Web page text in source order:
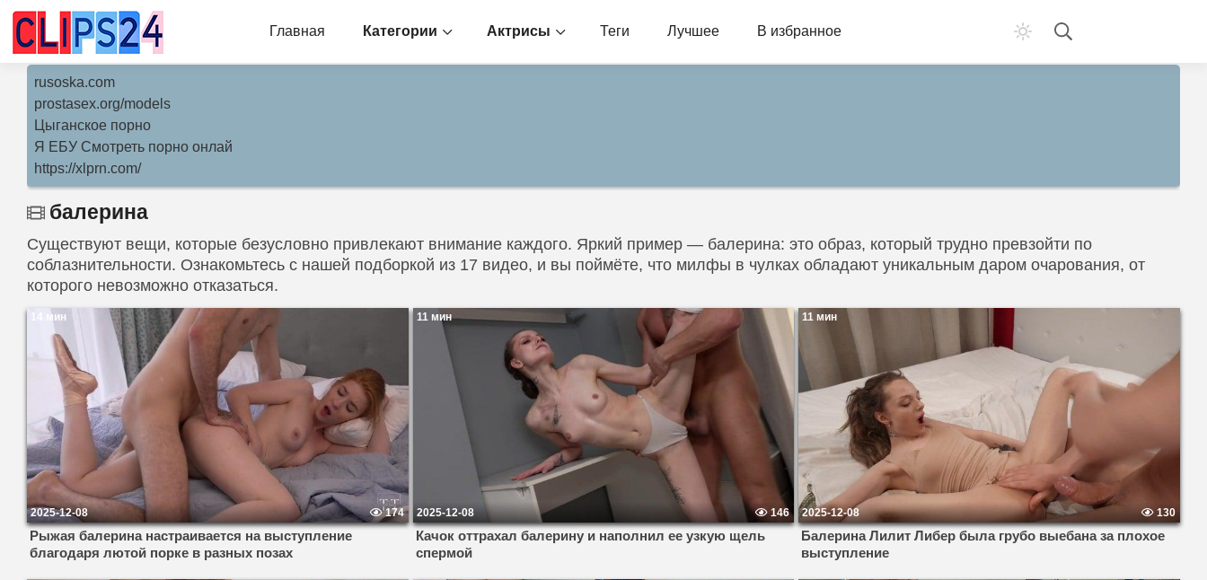
Главная Категории Актрисы Теги Лучшее В избранное
rusoska.com
prostasex.org/models
Цыганское порно
Я ЕБУ Смотреть порно онлай
https://xlprn.com/
балерина
Существуют вещи, которые безусловно привлекают внимание каждого. Яркий пример — балерина: это образ, который трудно превзойти по
соблазнительности. Ознакомьтесь с нашей подборкой из 17 видео, и вы поймёте, что милфы в чулках обладают уникальным даром очарования, от
которого невозможно отказаться.
14 мин
2025-12-08 174
Рыжая балерина настраивается на выступление
благодаря лютой порке в разных позах
11 мин
2025-12-08 146
Качок оттрахал балерину и наполнил ее узкую щель
спермой
11 мин
2025-12-08 130
Балерина Лилит Либер была грубо выебана за плохое
выступление